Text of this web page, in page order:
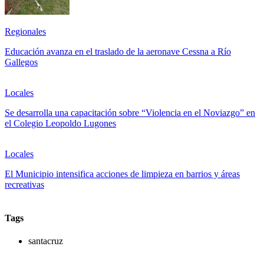
Regionales
Educación avanza en el traslado de la aeronave Cessna a Río
Gallegos
Locales
Se desarrolla una capacitación sobre “Violencia en el Noviazgo” en
el Colegio Leopoldo Lugones
Locales
El Municipio intensifica acciones de limpieza en barrios y áreas
recreativas
Tags
santacruz